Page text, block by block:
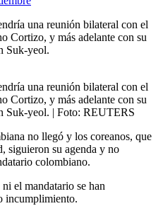
una reunión bilateral con el
Cortizo, y más adelante con su
Suk-yeol.
una reunión bilateral con el
Cortizo, y más adelante con su
Suk-yeol. | Foto: REUTERS
no llegó y los coreanos, que
siguieron su agenda y no
colombiano.
el mandatario se han
incumplimiento.